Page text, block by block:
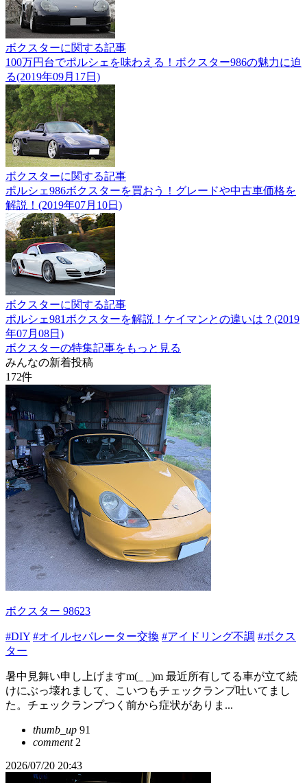
ボクスターに関する記事
100万円台でポルシェを味わえる！ボクスター986の魅力に迫
る(2019年09月17日)
ボクスターに関する記事
ポルシェ986ボクスターを買おう！グレードや中古車価格を
解説！(2019年07月10日)
ボクスターに関する記事
ポルシェ981ボクスターを解説！ケイマンとの違いは？(2019
年07月08日)
ボクスターの特集記事をもっと見る
みんなの新着投稿
172件
ボクスター 98623
#DIY #オイルセパレーター交換 #アイドリング不調 #ボクス
ター
暑中見舞い申し上げますm(_ _)m 最近所有してる車が立て続
けにぶっ壊れまして、こいつもチェックランプ吐いてまし
た。チェックランプつく前から症状がありま...
thumb_up 91
comment2
2026/07/20 20:43